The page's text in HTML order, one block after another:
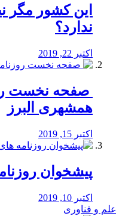
این کشور مگر
ندارد؟
اکتبر 22, 2019
صفحه نخست
همشهری البرز
اکتبر 15, 2019
پیشخوان
اکتبر 10, 2019
علم و فناوری